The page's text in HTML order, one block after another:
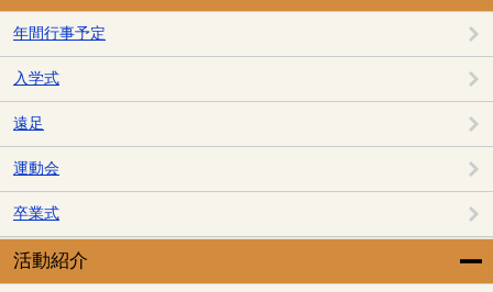
年間行事予定
入学式
遠足
運動会
卒業式
活動紹介